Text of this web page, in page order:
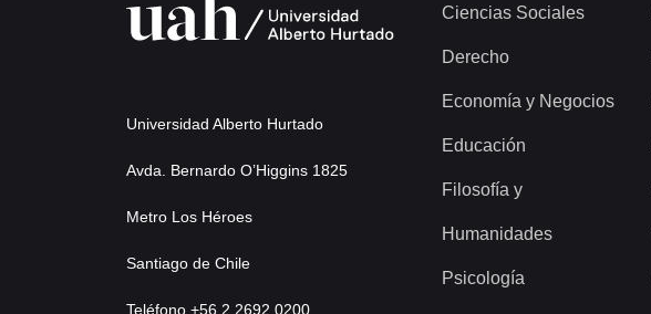
Universidad Alberto Hurtado
Avda. Bernardo O’Higgins 1825
Metro Los Héroes
Santiago de Chile
Teléfono +56 2 2692 0200
Ciencias Sociales
Derecho
Economía y Negocios
Educación
Filosofía y
Humanidades
Psicología